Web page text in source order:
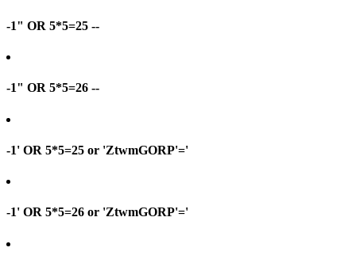
-1" OR 5*5=25 --
-1" OR 5*5=26 --
-1' OR 5*5=25 or 'ZtwmGORP'='
-1' OR 5*5=26 or 'ZtwmGORP'='